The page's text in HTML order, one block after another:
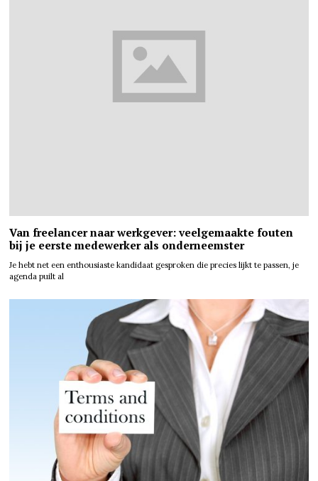
Van freelancer naar werkgever: veelgemaakte fouten
bij je eerste medewerker als onderneemster
Je hebt net een enthousiaste kandidaat gesproken die precies lijkt te passen, je
agenda puilt al